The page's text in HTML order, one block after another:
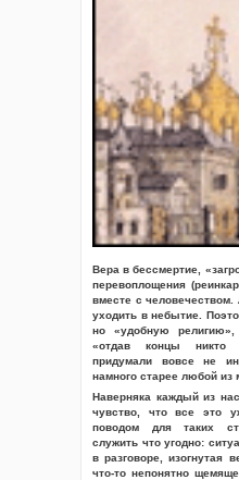
Вера в бессмертие,
перевоплощения
вместе с
уходить в небытие.
но «удобную религию»,
«отдав концы никто
придумали вовсе не
намного старее любой из
Наверняка каждый из
чувство, что все это
поводом для таких
служить что угодно:
в разговоре, изогнутая
что-то непонятно